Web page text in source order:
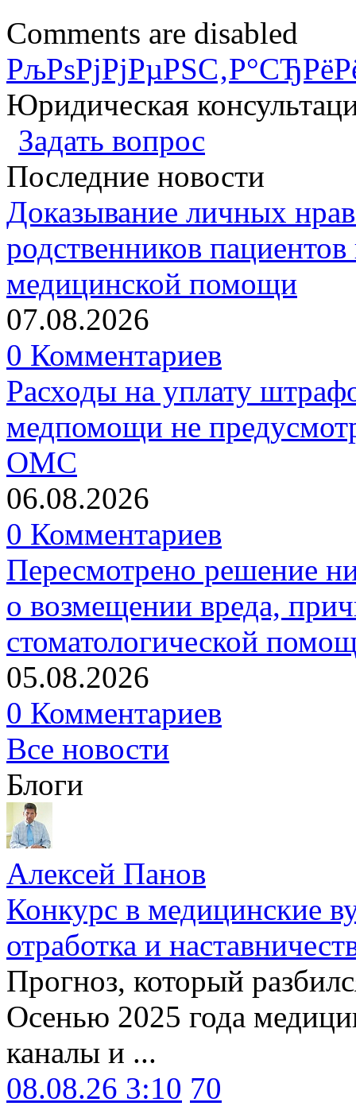
Comments are disabled
Юридическая
Задать вопрос
Последние новости
Доказывание личных
родственников
медицинской помощи
07.08.2026
0 Комментариев
Расходы на уплату
медпомощи не
ОМС
06.08.2026
0 Комментариев
Пересмотрено решение
о возмещении вреда,
стоматологической
05.08.2026
0 Комментариев
Все новости
Блоги
Алексей Панов
Конкурс в медицинские
отработка и
Прогноз, который
Осенью 2025 года
каналы и ...
08.08.26 3:10 70